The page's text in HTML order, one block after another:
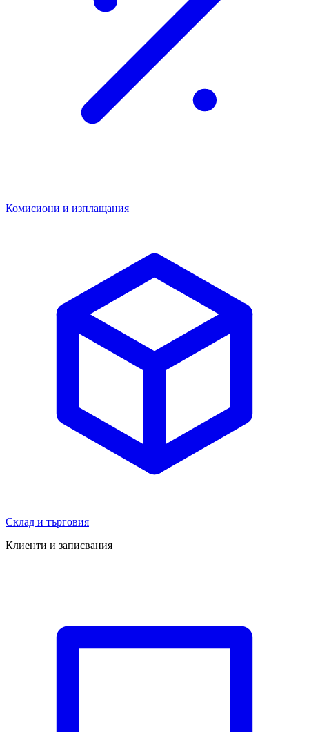
Комисиони и изплащания
Склад и търговия
Клиенти и записвания